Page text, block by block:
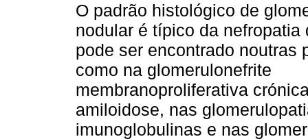
O padrão histológico de
nodular é típico da nefropatia
pode ser encontrado noutras
como na glomerulonefrite
membranoproliferativa
amiloidose, nas
imunoglobulinas e nas